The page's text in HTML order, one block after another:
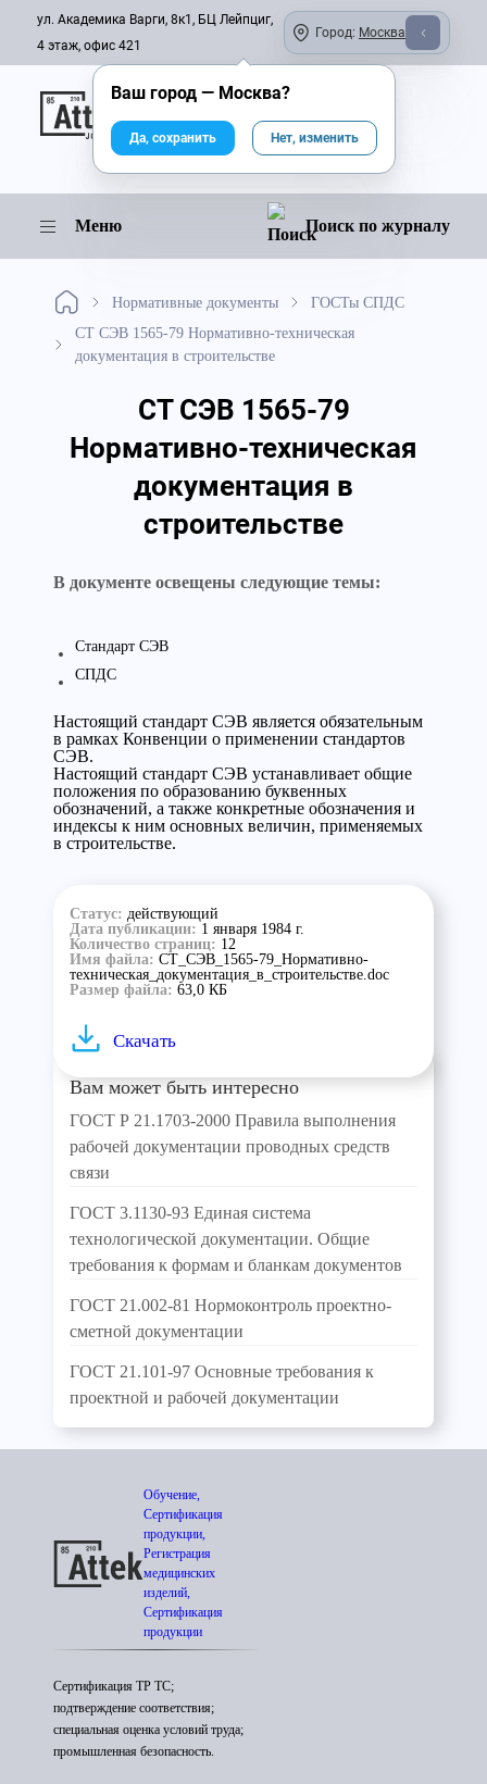
ул. Академика Варги, 8к1, БЦ Лейпциг,
4 этаж, офис 421
Город: Москва
Онлайн-журнал
Меню Поиск по журналу
Нормативные документы
ГОСТы СПДС
СТ СЭВ 1565-79 Нормативно-техническая
документация в строительстве
СТ СЭВ 1565-79
Нормативно-техническая
документация в
строительстве
В документе освещены следующие темы:
Стандарт СЭВ
СПДС
Настоящий стандарт СЭВ является обязательным
в рамках Конвенции о применении стандартов
СЭВ.
Настоящий стандарт СЭВ устанавливает общие
положения по образованию буквенных
обозначений, а также конкретные обозначения и
индексы к ним основных величин, применяемых
в строительстве.
Статус: действующий
Дата публикации: 1 января 1984 г.
Количество страниц: 12
Имя файла: СТ_СЭВ_1565-79_Нормативно-
техническая_документация_в_строительстве.doc
Размер файла: 63,0 КБ
Скачать
Вам может быть интересно
ГОСТ Р 21.1703-2000 Правила выполнения
рабочей документации проводных средств
связи
ГОСТ 3.1130-93 Единая система
технологической документации. Общие
требования к формам и бланкам документов
ГОСТ 21.002-81 Нормоконтроль проектно-
сметной документации
ГОСТ 21.101-97 Основные требования к
проектной и рабочей документации
Обучение,
Сертификация
продукции,
Регистрация
медицинских
изделий,
Сертификация
продукции
Сертификация ТР ТС;
подтверждение соответствия;
специальная оценка условий труда;
промышленная безопасность.
Ваш город — Москва?
Да, сохранить Нет, изменить